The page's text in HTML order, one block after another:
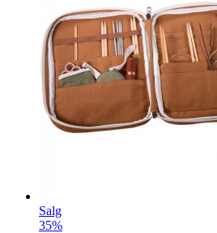
Salg
35%